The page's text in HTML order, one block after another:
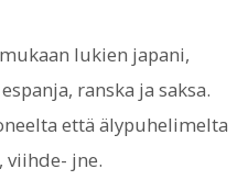
lukien japani,
ranska ja saksa.
että älypuhelimelta
jne.